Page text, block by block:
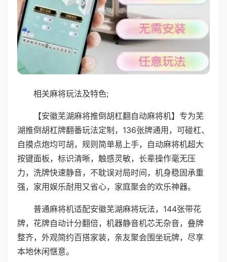
相关麻将玩法及特色;
【安徽芜湖麻将推倒胡杠翻自动麻将机】专为芜
湖推倒胡杠牌翻番玩法定制，136张牌通用，可碰杠、
自摸点炮均可胡，规则简单易上手，自动麻将机超大
按键面板，标识清晰，触感灵敏，长辈操作毫无压
力，洗牌快速静音，不耽误对局时间，机身稳固承重
强，家用娱乐耐用又省心，家庭聚会的欢乐神器。
普通麻将机适配安徽芜湖麻将玩法，144张带花
牌，花牌自动计分翻倍，机器静音机芯无杂音，叠牌
整齐，外观简约百搭家装，亲友聚会围坐玩牌，尽享
本地休闲惬意。